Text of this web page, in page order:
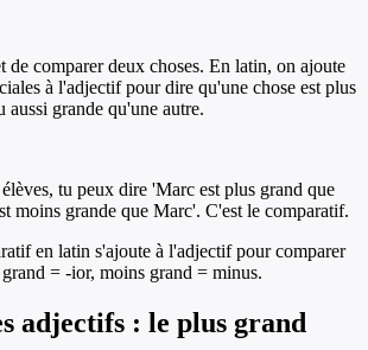
de comparer deux choses. En latin, on ajoute
à l'adjectif pour dire qu'une chose est plus
aussi grande qu'une autre.
tu peux dire 'Marc est plus grand que
moins grande que Marc'. C'est le comparatif.
en latin s'ajoute à l'adjectif pour comparer
= -ior, moins grand = minus.
adjectifs : le plus grand